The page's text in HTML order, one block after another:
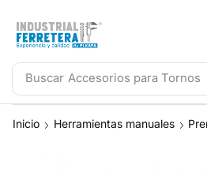
Buscar Accesorios para Tornos
Inicio Herramientas manuales